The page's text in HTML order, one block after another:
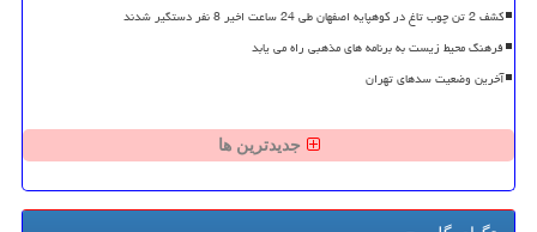
کشف 2 تن چوب تاغ در کوهپایه اصفهان طی 24 ساعت اخیر 8 نفر دستگیر شدند
فرهنگ محیط زیست به برنامه های مذهبی راه می یابد
آخرین وضعیت سدهای تهران
جدیدترین ها